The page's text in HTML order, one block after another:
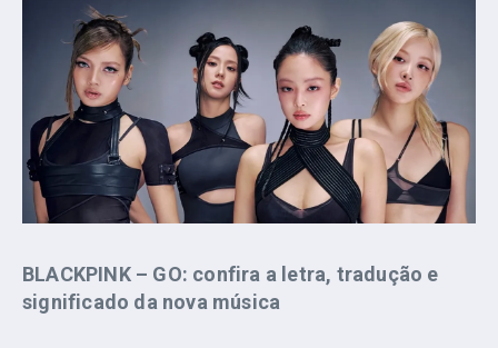
BLACKPINK – GO: confira a letra, tradução e
significado da nova música